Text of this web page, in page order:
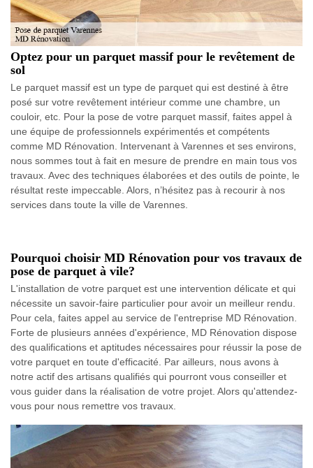
Optez pour un parquet massif pour le revêtement de
sol
Le parquet massif est un type de parquet qui est destiné à être
posé sur votre revêtement intérieur comme une chambre, un
couloir, etc. Pour la pose de votre parquet massif, faites appel à
une équipe de professionnels expérimentés et compétents
comme MD Rénovation. Intervenant à Varennes et ses environs,
nous sommes tout à fait en mesure de prendre en main tous vos
travaux. Avec des techniques élaborées et des outils de pointe, le
résultat reste impeccable. Alors, n’hésitez pas à recourir à nos
services dans toute la ville de Varennes.
Pourquoi choisir MD Rénovation pour vos travaux de
pose de parquet à vile?
L'installation de votre parquet est une intervention délicate et qui
nécessite un savoir-faire particulier pour avoir un meilleur rendu.
Pour cela, faites appel au service de l'entreprise MD Rénovation.
Forte de plusieurs années d'expérience, MD Rénovation dispose
des qualifications et aptitudes nécessaires pour réussir la pose de
votre parquet en toute d'efficacité. Par ailleurs, nous avons à
notre actif des artisans qualifiés qui pourront vous conseiller et
vous guider dans la réalisation de votre projet. Alors qu'attendez-
vous pour nous remettre vos travaux.